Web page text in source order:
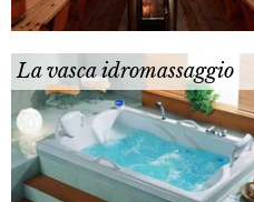
La vasca idromassaggio